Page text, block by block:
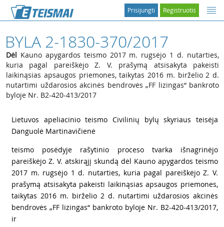
Registruotis
Prisijungti
BYLA 2-1830-370/2017
Dėl Kauno apygardos teismo 2017 m. rugsėjo 1 d. nutarties,
kuria pagal pareiškėjo Z. V. prašymą atsisakyta pakeisti
laikinąsias apsaugos priemones, taikytas 2016 m. birželio 2 d.
nutartimi uždarosios akcinės bendrovės „FF lizingas“ bankroto
byloje Nr. B2-420-413/2017
Lietuvos apeliacinio teismo Civilinių bylų skyriaus teisėja
Danguolė Martinavičienė
teismo posėdyje rašytinio proceso tvarka išnagrinėjo
pareiškėjo Z. V. atskirąjį skundą dėl Kauno apygardos teismo
2017 m. rugsėjo 1 d. nutarties, kuria pagal pareiškėjo Z. V.
prašymą atsisakyta pakeisti laikinąsias apsaugos priemones,
taikytas 2016 m. birželio 2 d. nutartimi uždarosios akcinės
bendrovės „FF lizingas“ bankroto byloje Nr. B2-420-413/2017,
ir